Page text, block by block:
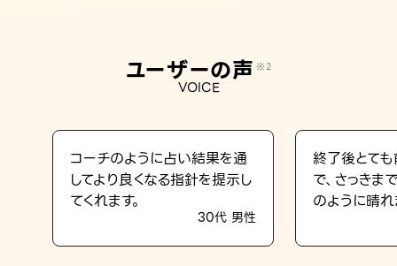
LINE占いを開く
ユーザーの声 ※2
VOICE
コーチのように占い結果を通
してより良くなる指針を提示し
てくれます。
30代 男性
終了後とて
で、さっき
のように晴れ